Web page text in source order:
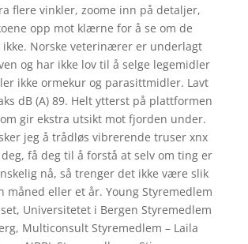
flere vinkler, zoome inn på detaljer,
opp mot klærne for å se om de
Norske veterinærer er underlagt
og har ikke lov til å selge legemidler
ikke ormekur og parasittmidler. Lavt
dB (A) 89. Helt ytterst på plattformen
gir ekstra utsikt mot fjorden under.
jeg å trådløs vibrerende truser xnx
få deg til å forstå at selv om ting er
nå, så trenger det ikke være slik
måned eller et år. Young Styremedlem
Universitetet i Bergen Styremedlem
Multiconsult Styremedlem – Laila